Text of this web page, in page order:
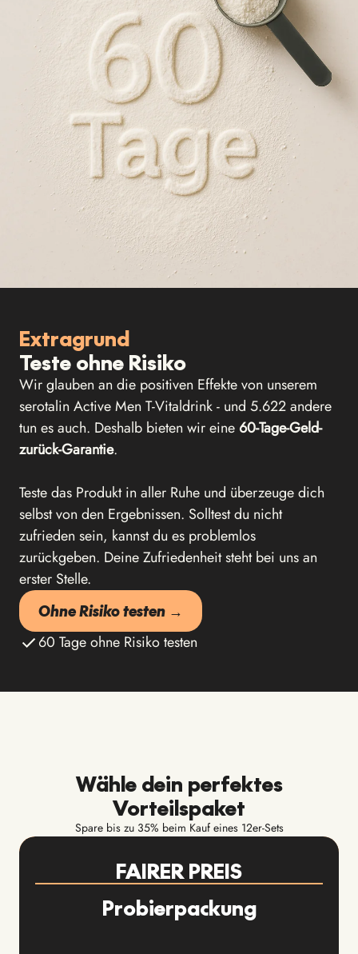
Extragrund
Teste ohne Risiko
Wir glauben an die positiven Effekte von unserem
serotalin Active Men T-Vitaldrink - und 5.622 andere
tun es auch. Deshalb bieten wir eine 60-Tage-Geld-
zurück-Garantie.
Teste das Produkt in aller Ruhe und überzeuge dich
selbst von den Ergebnissen. Solltest du nicht
zufrieden sein, kannst du es problemlos
zurückgeben. Deine Zufriedenheit steht bei uns an
erster Stelle.
Ohne Risiko testen →
60 Tage ohne Risiko testen
Wähle dein perfektes
Vorteilspaket
Spare bis zu 35% beim Kauf eines 12er-Sets
FAIRER PREIS
Probierpackung